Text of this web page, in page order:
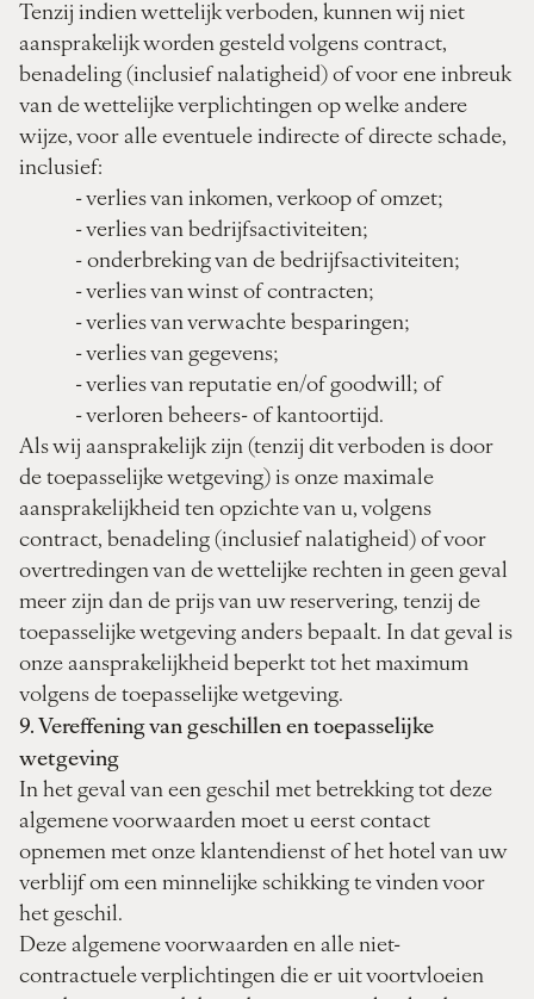
Tenzij indien wettelijk verboden, kunnen wij niet
aansprakelijk worden gesteld volgens contract,
benadeling (inclusief nalatigheid) of voor ene inbreuk
van de wettelijke verplichtingen op welke andere
wijze, voor alle eventuele indirecte of directe schade,
inclusief:
- verlies van inkomen, verkoop of omzet;
- verlies van bedrijfsactiviteiten;
- onderbreking van de bedrijfsactiviteiten;
- verlies van winst of contracten;
- verlies van verwachte besparingen;
- verlies van gegevens;
- verlies van reputatie en/of goodwill; of
- verloren beheers- of kantoortijd.
Als wij aansprakelijk zijn (tenzij dit verboden is door
de toepasselijke wetgeving) is onze maximale
aansprakelijkheid ten opzichte van u, volgens
contract, benadeling (inclusief nalatigheid) of voor
overtredingen van de wettelijke rechten in geen geval
meer zijn dan de prijs van uw reservering, tenzij de
toepasselijke wetgeving anders bepaalt. In dat geval is
onze aansprakelijkheid beperkt tot het maximum
volgens de toepasselijke wetgeving.
9. Vereffening van geschillen en toepasselijke
wetgeving
In het geval van een geschil met betrekking tot deze
algemene voorwaarden moet u eerst contact
opnemen met onze klantendienst of het hotel van uw
verblijf om een minnelijke schikking te vinden voor
het geschil.
Deze algemene voorwaarden en alle niet-
contractuele verplichtingen die er uit voortvloeien